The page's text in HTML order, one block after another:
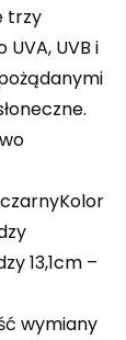
trzy
UVB i
13,1cm –
wymiany